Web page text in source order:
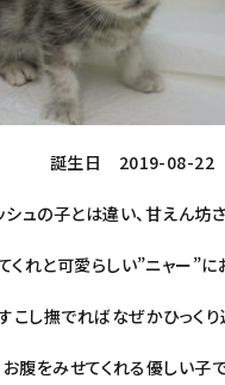
誕生日 2019-08-22
シュの子とは違い、甘えん坊
くれと可愛らしい”ニャー”に
こし撫でればなぜかひっくり
お腹をみせてくれる優しい子